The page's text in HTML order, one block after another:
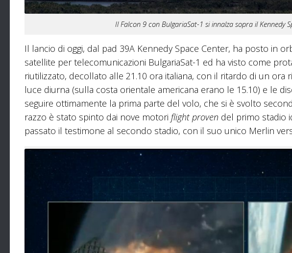
Il Falcon 9 con BulgariaSat-1 si innalza sopra il Kennedy
Il lancio di oggi, dal pad 39A Kennedy Space Center, ha posto in
satellite per telecomunicazioni BulgariaSat-1 ed ha visto come
riutilizzato, decollato alle 21.10 ora italiana, con il ritardo di un ora
luce diurna (sulla costa orientale americana erano le 15.10) e le
seguire ottimamente la prima parte del volo, che si è svolto
razzo è stato spinto dai nove motori flight proven del primo stadio
passato il testimone al secondo stadio, con il suo unico Merlin